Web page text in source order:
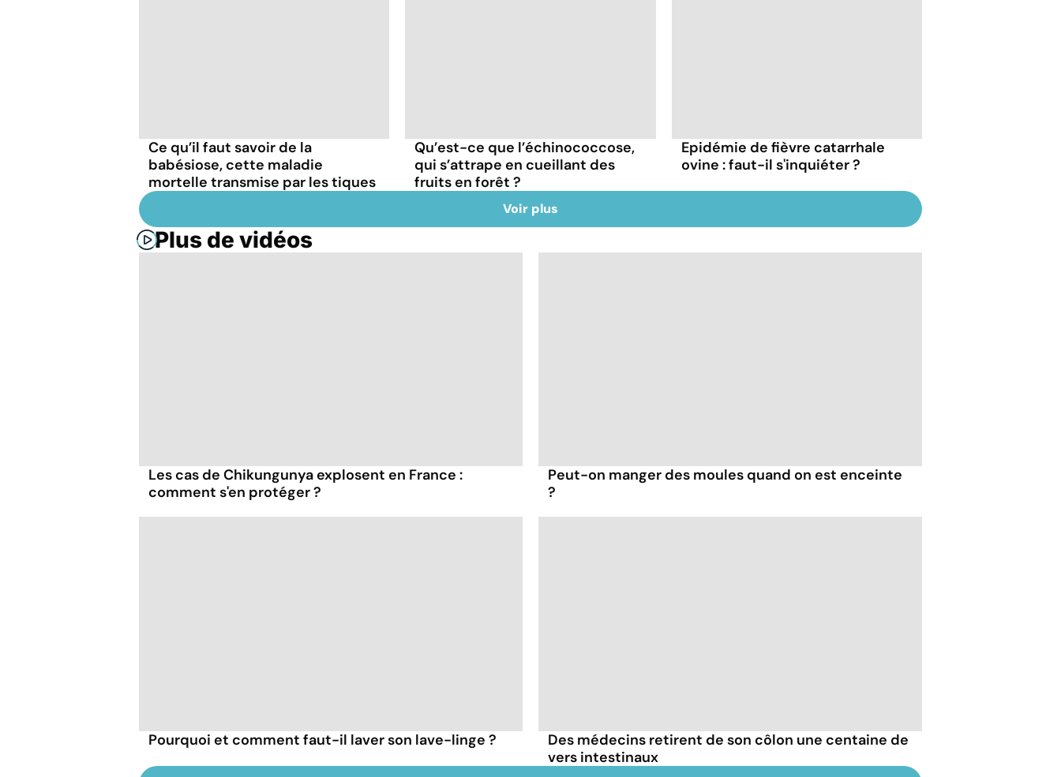
Ce qu’il faut savoir de la
babésiose, cette maladie
mortelle transmise par les tiques
Qu’est-ce que l’échinococcose,
qui s’attrape en cueillant des
fruits en forêt ?
Epidémie de fièvre catarrhale
ovine : faut-il s'inquiéter ?
Voir plus
Plus de vidéos
Les cas de Chikungunya explosent en France :
comment s'en protéger ?
Peut-on manger des moules quand on est enceinte
?
Pourquoi et comment faut-il laver son lave-linge ?
Des médecins retirent de son côlon une centaine de
vers intestinaux